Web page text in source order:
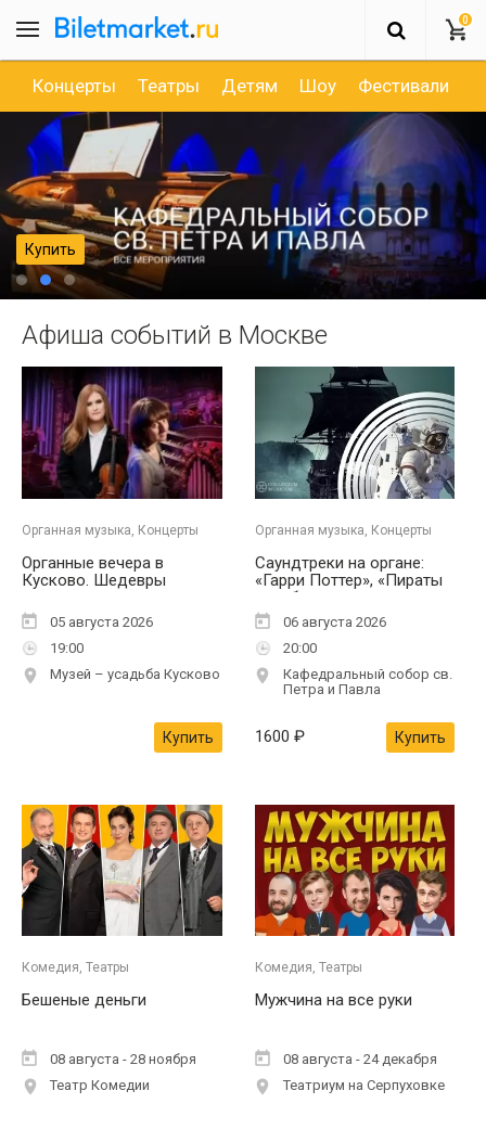
0
Концерты Театры Детям Шоу Фестивали
Купить
Афиша событий в Москве
Органная музыка, Концерты
Органные вечера в
Кусково. Шедевры
органа05 августа 2026
19:00
Музей – усадьба Кусково
Купить
Органная музыка, Концерты
Саундтреки на органе:
«Гарри Поттер», «Пираты
карибского моря»,
«Интерстеллар»
06 августа 2026
20:00
Кафедральный собор св.
Петра и Павла
1600 ₽ Купить
Комедия, Театры
Бешеные деньги
08 августа - 28 ноября
Театр Комедии
Комедия, Театры
Мужчина на все руки
08 августа - 24 декабря
Театриум на Серпуховке